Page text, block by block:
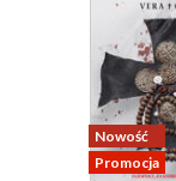
Nowość
Promocja